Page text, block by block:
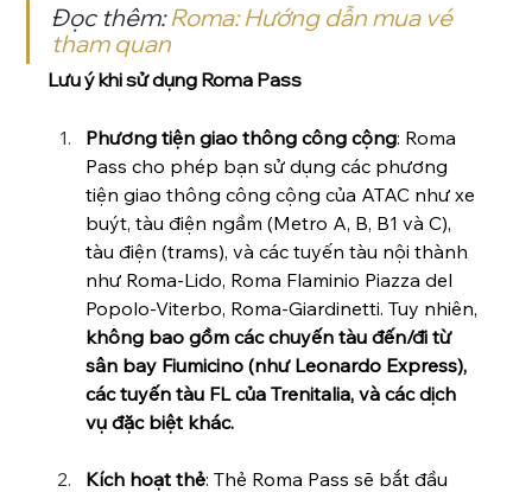
Đọc thêm: Roma: Hướng dẫn mua vé
tham quan
Lưu ý khi sử dụng Roma Pass
Phương tiện giao thông công cộng: Roma
Pass cho phép bạn sử dụng các phương
tiện giao thông công cộng của ATAC như xe
buýt, tàu điện ngầm (Metro A, B, B1 và C),
tàu điện (trams), và các tuyến tàu nội thành
như Roma-Lido, Roma Flaminio Piazza del
Popolo-Viterbo, Roma-Giardinetti. Tuy nhiên,
không bao gồm các chuyến tàu đến/đi từ
sân bay Fiumicino (như Leonardo Express),
các tuyến tàu FL của Trenitalia, và các dịch
vụ đặc biệt khác.
Kích hoạt thẻ: Thẻ Roma Pass sẽ bắt đầu